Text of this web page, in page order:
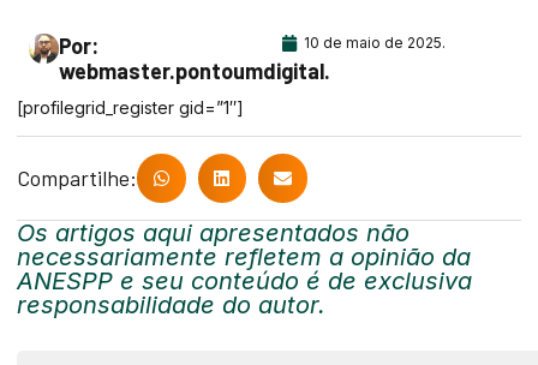
Por:
webmaster.pontoumdigital.
10 de maio de 2025.
[profilegrid_register gid=”1″]
Compartilhe:
Os artigos aqui apresentados não
necessariamente refletem a opinião da
ANESPP e seu conteúdo é de exclusiva
responsabilidade do autor.